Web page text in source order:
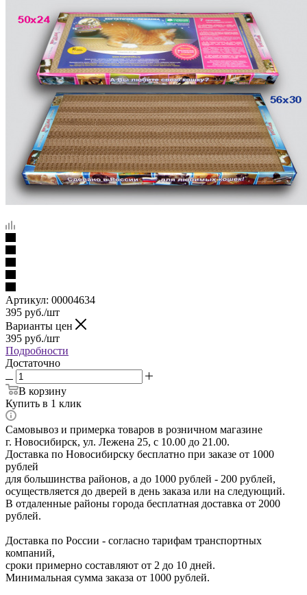
Артикул: 00004634
395 руб./шт
Варианты цен
395 руб./шт
Подробности
Достаточно
В корзину
Купить в 1 клик
Самовывоз и примерка товаров в розничном магазине
г. Новосибирск, ул. Лежена 25, с 10.00 до 21.00.
Доставка по Новосибирску бесплатно при заказе от 1000
рублей
для большинства районов, а до 1000 рублей - 200 рублей,
осуществляется до дверей в день заказа или на следующий.
В отдаленные районы города бесплатная доставка от 2000
рублей.
Доставка по России - согласно тарифам транспортных
компаний,
сроки примерно составляют от 2 до 10 дней.
Минимальная сумма заказа от 1000 рублей.